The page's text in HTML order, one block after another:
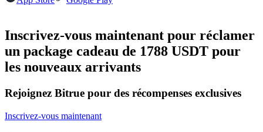
Inscrivez-vous maintenant pour réclamer
un package cadeau de 1788 USDT pour
les nouveaux arrivants
Rejoignez Bitrue pour des récompenses exclusives
Inscrivez-vous maintenant